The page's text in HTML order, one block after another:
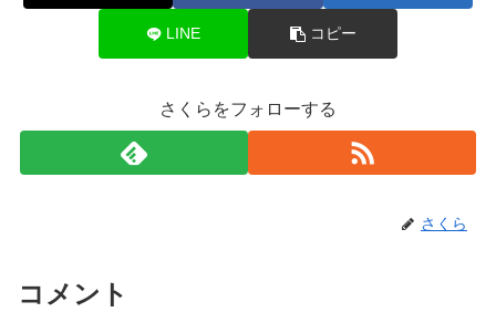
LINE コピー
さくらをフォローする
さくら
コメント